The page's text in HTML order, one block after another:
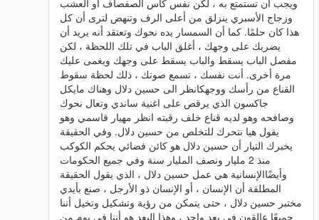
ويجب أن تستمتع به ، لكن نفس كأس الصفصاف أو العشب
وزجاج الأسبري ينزلق من أعلى الرف وتنهض لترى أن كل
هذا كان حلمًا. كما أن السمسار يده نحوك وتعتقد أنه يريد أن
يضربك على وجهك ، أغلق الباب في تلك اللحظة ، لكن
مفصل الباب يسقط والباب يسقط على وجهك ويغمى عليك
مرة أخرى. أنت نفسك ، تسمع صوتك ، ذلك لحظة سقوط
القناع من رأسك ووجهكانظر الى حسين دلال وهناك مايكل
جاكسون الذي يرقص على اغنية ساندي وتعال نحوك
وصافحه وهو لديه قناع خلف رقبته انظر مهيار قاسمي وهو
يقول هيا نتحرك للتخلص من حسين دلال. وفي الحقيقة
يخبرك التيار أن حسين دلال هو كائن فضائي يحكم الكوكب
منذ 2 مليار ونصف المليار سنة وفي جميع الحكومات
وأيضًاالإنسانية هي عمل حسين دلال ، الذي يقول الحقيقة
المطلقة أن الإنسان ، أو الإنسان ذو الأرجل ، صنع بأيدي
مختبر حسين دلال ، حتى يتمكن من رؤية وتشكيل وتخيل أننا
جميعًا عالقون في بعد واحد ، وهذا البعد هو أننا في يوم من